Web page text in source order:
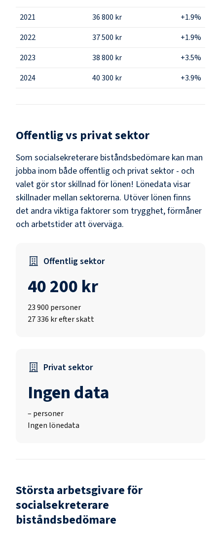
2021
36 800 kr
+1.9%
2022
37 500 kr
+1.9%
2023
38 800 kr
+3.5%
2024
40 300 kr +3.9%
Offentlig vs privat sektor
Som socialsekreterare biståndsbedömare kan man
jobba inom både offentlig och privat sektor - och
valet gör stor skillnad för lönen! Lönedata visar
skillnader mellan sektorerna. Utöver lönen finns
det andra viktiga faktorer som trygghet, förmåner
och arbetstider att överväga.
Offentlig sektor
40 200 kr
23 900 personer
27 336 kr efter skatt
Privat sektor
Ingen data
– personer
Ingen lönedata
Största arbetsgivare för
socialsekreterare
biståndsbedömare